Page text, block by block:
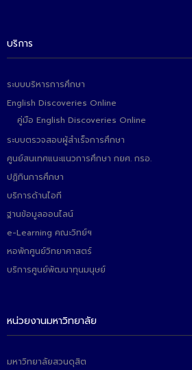
- โครงการส่งเสริมการปลูกกล้วยเล็บมือนางฯ
- ผลงาน/รางวัล
- งานวิจัย/นวัตกรรม
บริการ
ระบบบริหารการศึกษา
English Discoveries Online
คู่มือ English Discoveries Online
ระบบตรวจสอบผู้สำเร็จการศึกษา
ศูนย์สนเทศแนะแนวการศึกษา กยศ. กรอ.
ปฏิทินการศึกษา
บริการด้านไอที
ฐานข้อมูลออนไลน์
e-Learning คณะวิทย์ฯ
หอพักศูนย์วิทยาศาสตร์
บริการศูนย์พัฒนาทุนมนุษย์
หน่วยงานมหาวิทยาลัย
มหาวิทยาลัยสวนดุสิต